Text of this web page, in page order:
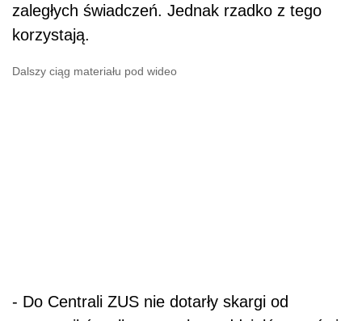
zaległych świadczeń. Jednak rzadko z tego
korzystają.
Dalszy ciąg materiału pod wideo
- Do Centrali ZUS nie dotarły skargi od